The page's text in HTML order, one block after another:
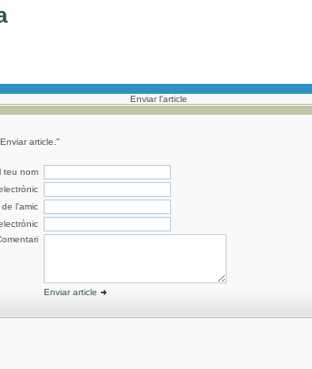
Enviar l'article
article."
teu nom
l'amic
Enviar article